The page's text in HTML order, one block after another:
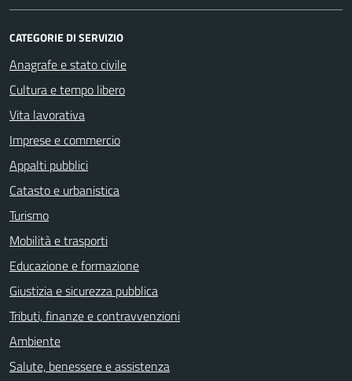
CATEGORIE DI SERVIZIO
Anagrafe e stato civile
Cultura e tempo libero
Vita lavorativa
Imprese e commercio
Appalti pubblici
Catasto e urbanistica
Turismo
Mobilità e trasporti
Educazione e formazione
Giustizia e sicurezza pubblica
Tributi, finanze e contravvenzioni
Ambiente
Salute, benessere e assistenza